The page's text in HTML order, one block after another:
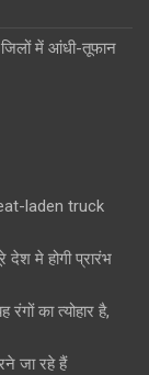
में आंधी-तूफान
laden truck
देश मे होगी प्रारंभ
रंगों का त्योहार है,
जा रहे हैं